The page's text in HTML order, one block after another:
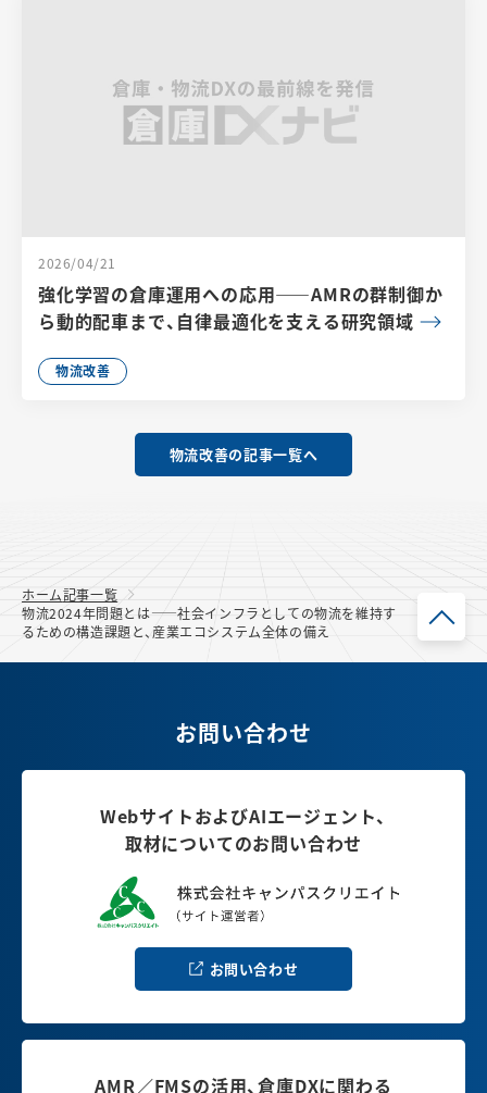
2026/04/21
強化学習の倉庫運用への応用――AMRの群制御か
ら動的配車まで、自律最適化を支える研究領域
物流改善
物流改善の記事一覧へ
ホーム記事一覧
物流2024年問題とは――社会インフラとしての物流を維持す
るための構造課題と、産業エコシステム全体の備え
お問い合わせ
WebサイトおよびAIエージェント、
取材についてのお問い合わせ
お問い合わせ
AMR／FMSの活用、倉庫DXに関わる